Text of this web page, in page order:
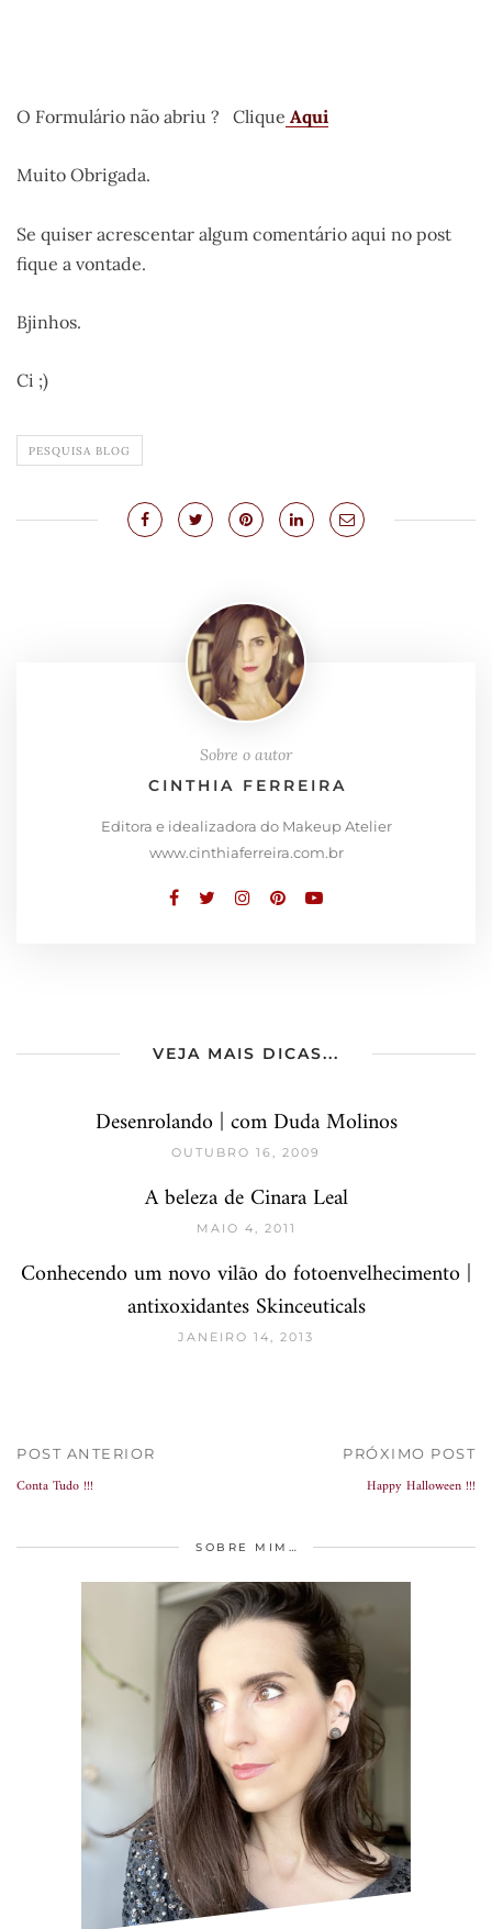
O Formulário não abriu ? Clique Aqui
Muito Obrigada.
Se quiser acrescentar algum comentário aqui no post
fique a vontade.
Bjinhos.
Ci ;)
PESQUISA BLOG
Sobre o autor
CINTHIA FERREIRA
Editora e idealizadora do Makeup Atelier
www.cinthiaferreira.com.br
VEJA MAIS DICAS...
Desenrolando | com Duda Molinos
OUTUBRO 16, 2009
A beleza de Cinara Leal
MAIO 4, 2011
Conhecendo um novo vilão do fotoenvelhecimento |
antixoxidantes Skinceuticals
JANEIRO 14, 2013
POST ANTERIOR
Conta Tudo !!!
PRÓXIMO POST
Happy Halloween !!!
SOBRE MIM…